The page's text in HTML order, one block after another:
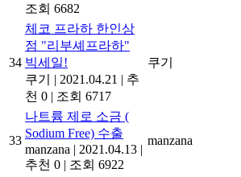
조회 6682
34
체코 프라하 한인상
점 "리부셰프라하"
빅세일!
쿠기
| 2021.04.21 | 추
천 0 | 조회 6717
쿠기
33
나트륨 제로 소금 (
Sodium Free) 수출
manzana | 2021.04.13 |
추천 0 | 조회 6922
manzana